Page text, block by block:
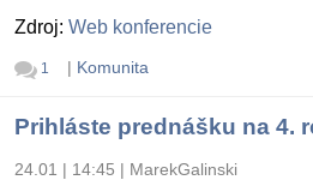
Zdroj: Web konferencie
1 | Komunita
Prihláste prednášku na 4.
24.01 | 14:45 | MarekGalinski